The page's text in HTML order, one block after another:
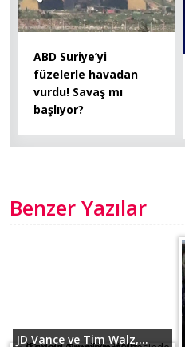
ABD Suriye’yi
füzelerle havadan
vurdu! Savaş mı
başlıyor?
Benzer Yazılar
JD Vance ve Tim Walz,...